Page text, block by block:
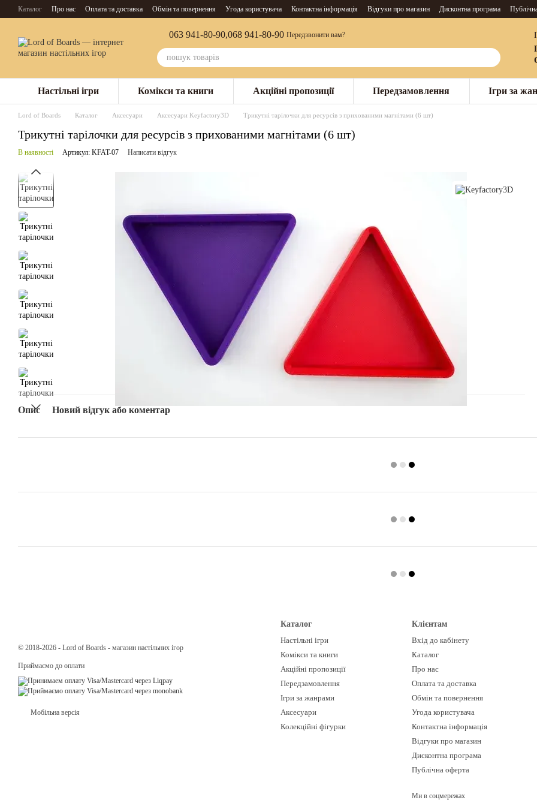
Перейти до основного контенту
Каталог Про нас Оплата та доставка Обмін та повернення Угода користувача Контактна інформація Відгуки про магазин Дисконтна програма
063 941-80-90,068 941-80-90 Передзвонити вам?
Настільні ігри Комікси та книги Акційні пропозиції Передзамовлення Ігри за
Lord of Boards Каталог Аксесуари Аксесуари Keyfactory3D Трикутні тарілочки для ресурсів з прихованими магнітами (6 шт)
Трикутні тарілочки для ресурсів з прихованими магнітами (6 шт)
В наявності Артикул: KFAT-07 Написати відгук
Опис Новий відгук або коментар
© 2018-2026 - Lord of Boards - магазин настільних ігор
Приймаємо до оплати
Мобільна версія
Каталог
Настільні ігри
Комікси та книги
Акційні пропозиції
Передзамовлення
Ігри за жанрами
Аксесуари
Колекційні фігурки
Клієнтам
Вхід до кабінету
Каталог
Про нас
Оплата та доставка
Обмін та повернення
Угода користувача
Контактна інформація
Відгуки про магазин
Дисконтна програма
Публічна оферта
Ми в соцмережах